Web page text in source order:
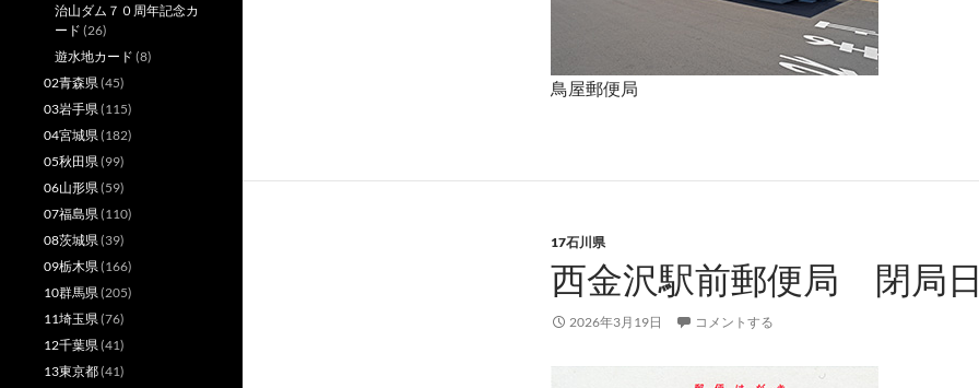
鳥屋郵便局
17石川県
西金沢駅前郵便局 閉局
2026年3月19日 コメントする
治山ダム７０周年記念カ
ード (26)
遊水地カード (8)
02青森県(45)
03岩手県(115)
04宮城県(182)
05秋田県(99)
06山形県(59)
07福島県(110)
08茨城県(39)
09栃木県(166)
10群馬県(205)
11埼玉県(76)
12千葉県(41)
13東京都(41)